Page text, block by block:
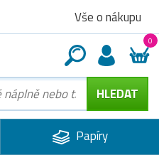
Vše o nákupu
0
Papíry